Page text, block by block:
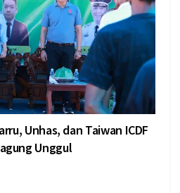
Unhas, dan Taiwan ICDF
Unggul